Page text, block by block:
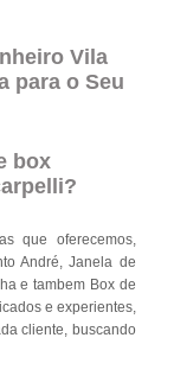
Vila
para o Seu
box
que oferecemos,
André, Janela de
e tambem Box de
e experientes,
cliente, buscando